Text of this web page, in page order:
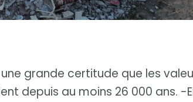
grande certitude que les
depuis au moins 26 000 ans. -